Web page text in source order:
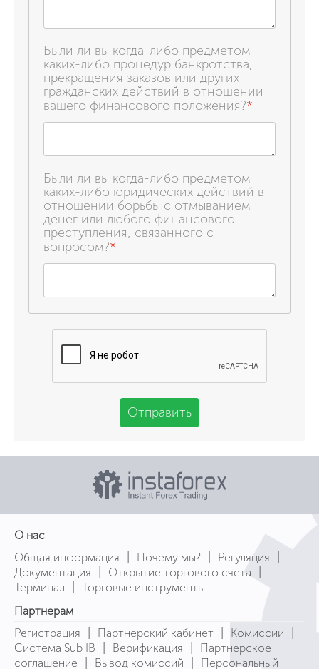
Были ли вы когда-либо предметом
каких-либо процедур банкротства,
прекращения заказов или других
гражданских действий в отношении
вашего финансового положения?*
Были ли вы когда-либо предметом
каких-либо юридических действий в
отношении борьбы с отмыванием
денег или любого финансового
преступления, связанного с
вопросом?*
Отправить
О нас
Общая информация
| Почему мы? | Регуляция |
Документация | Открытие торгового счета |
Терминал | Торговые инструменты
Партнерам
Регистрация
| Партнерский кабинет | Комиссии |
Система Sub IB | Верификация |
Партнерское
соглашение
| Вывод комиссий | Персональный